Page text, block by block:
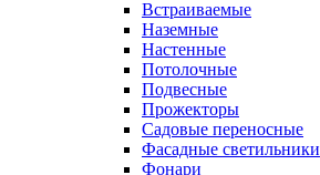
Встраиваемые
Наземные
Настенные
Потолочные
Подвесные
Прожекторы
Садовые переносные
Фасадные светильники
Фонари